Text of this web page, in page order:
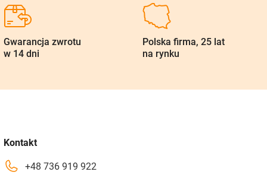
Gwarancja zwrotu
w 14 dni
Polska firma, 25 lat
na rynku
Kontakt
+48 736 919 922